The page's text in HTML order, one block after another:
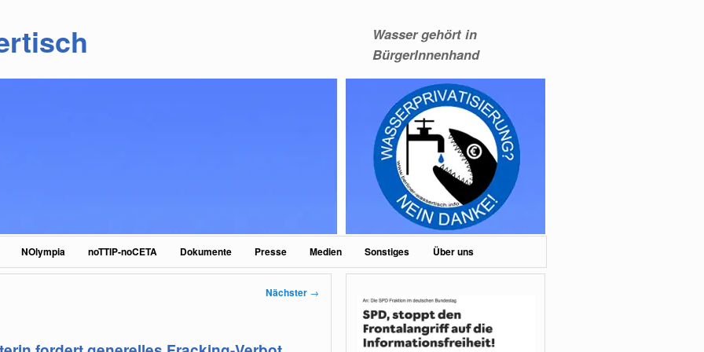
Wasser gehört in
BürgerInnenhand
NOlympia noTTIP-noCETA Dokumente Presse Medien Sonstiges Über uns
Nächster →